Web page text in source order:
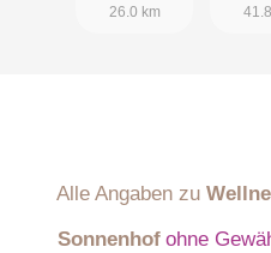
26.0 km
Alle Angaben zu
Sonnenhof ohne